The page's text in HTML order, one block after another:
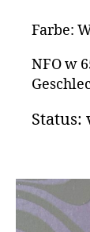
Farbe:
NFO w
Status: